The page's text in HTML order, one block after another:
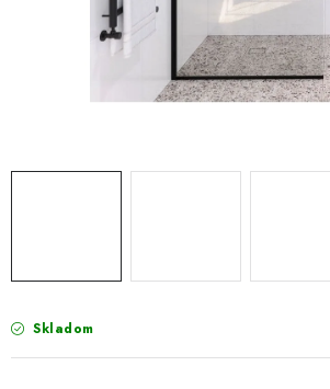
Doprava a Platby
Obchodné podmienky
Reklamačný poriadok
Blog
Ochrana osobných údajov GDPR
Kontakty
Skladom